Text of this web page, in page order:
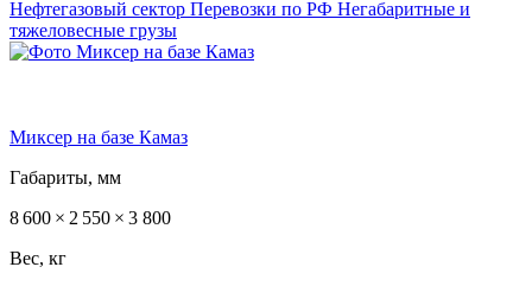
Нефтегазовый сектор Перевозки по РФ Негабаритные и
тяжеловесные грузы
Миксер на базе Камаз
Габариты, мм
8 600 × 2 550 × 3 800
Вес, кг